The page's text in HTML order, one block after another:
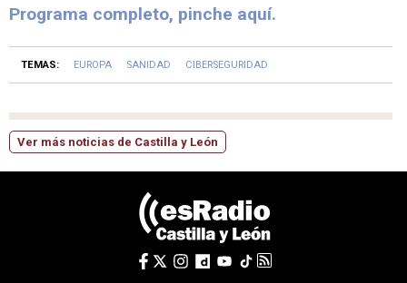
Programa completo, pinche aquí.
TEMAS: EUROPA SANIDAD CIBERSEGURIDAD
Ver más noticias de Castilla y León